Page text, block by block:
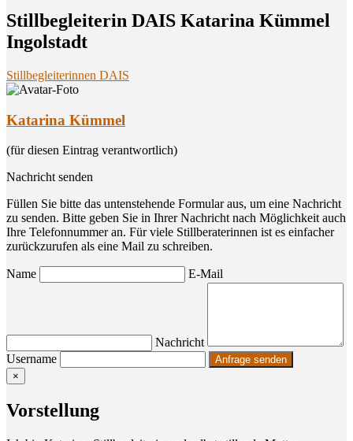
Still­be­glei­te­rin DAIS Kata­ri­na Küm­mel
Ingolstadt
Stillbegleiterinnen DAIS
Katarina Kümmel
(für diesen Eintrag verantwortlich)
Nachricht senden
Füllen Sie bitte das untenstehende Formular aus, um eine Nachricht
zu senden. Bitte geben Sie in Ihrer Nachricht nach Möglichkeit auch
Ihre Telefonnummer an. Für viele Stillberaterinnen ist es einfacher
zurückzurufen als eine Mail zu schreiben.
Name E-Mail
Nachricht
Username
×
Vor­stel­lung